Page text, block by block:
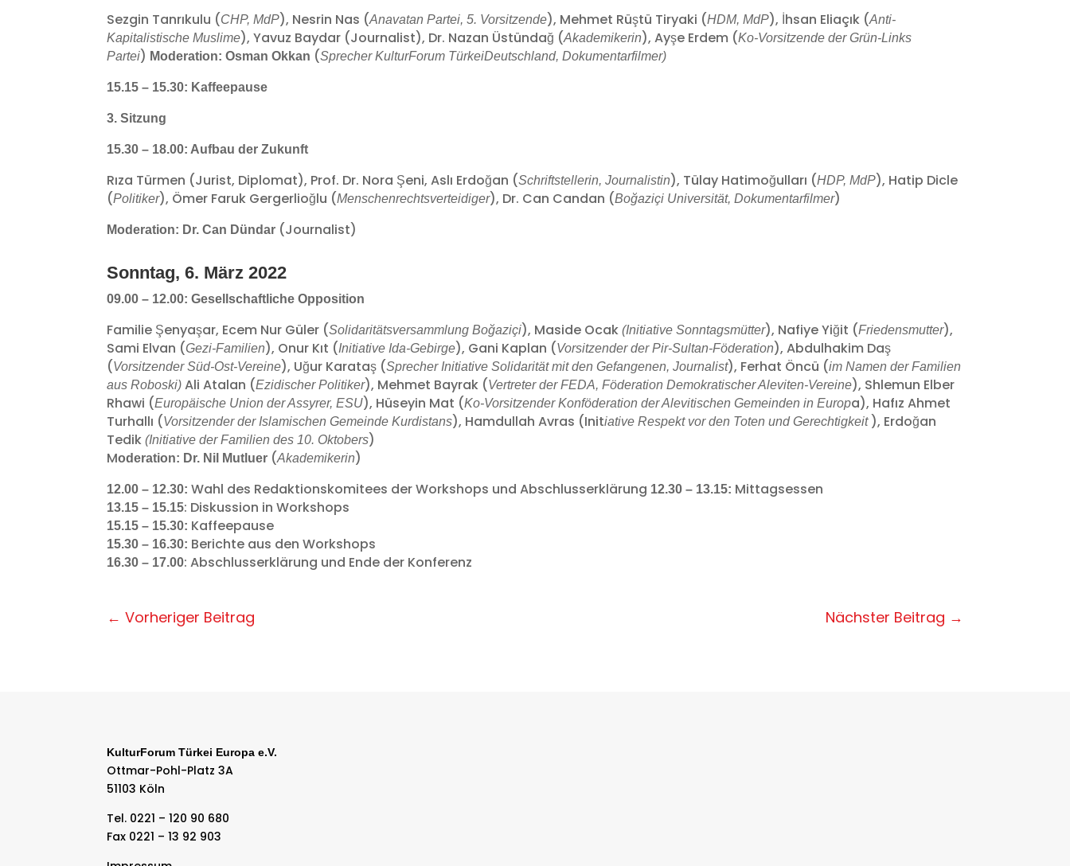
Sezgin Tanrıkulu (CHP, MdP), Nesrin Nas (Anavatan Partei, 5. Vorsitzende), Mehmet Rüştü Tiryaki (HDM, MdP), İhsan Eliaçık (Anti-
Kapitalistische Muslime), Yavuz Baydar (Journalist), Dr. Nazan Üstündağ (Akademikerin), Ayşe Erdem (Ko-Vorsitzende der Grün-Links
Partei) Moderation: Osman Okkan (Sprecher KulturForum TürkeiDeutschland, Dokumentarfilmer)
15.15 – 15.30: Kaffeepause
3. Sitzung
15.30 – 18.00: Aufbau der Zukunft
Rıza Türmen (Jurist, Diplomat), Prof. Dr. Nora Şeni, Aslı Erdoğan (Schriftstellerin, Journalistin), Tülay Hatimoğulları (HDP, MdP), Hatip Dicle
(Politiker), Ömer Faruk Gergerlioğlu (Menschenrechtsverteidiger), Dr. Can Candan (Boğaziçi Universität, Dokumentarfilmer)
Moderation: Dr. Can Dündar (Journalist)
Sonntag, 6. März 2022
09.00 – 12.00: Gesellschaftliche Opposition
Familie Şenyaşar, Ecem Nur Güler (Solidaritätsversammlung Boğaziçi), Maside Ocak(Initiative Sonntagsmütter), Nafiye Yiğit (Friedensmutter),
Sami Elvan (Gezi-Familien), Onur Kıt (Initiative Ida-Gebirge), Gani Kaplan (Vorsitzender der Pir-Sultan-Föderation), Abdulhakim Daş
(Vorsitzender Süd-Ost-Vereine), Uğur Karataş (Sprecher Initiative Solidarität mit den Gefangenen, Journalist), Ferhat Öncü (im Namen der Familien
aus Roboski) Ali Atalan (Ezidischer Politiker), Mehmet Bayrak (Vertreter der FEDA, Föderation Demokratischer Aleviten-Vereine), Shlemun Elber
Rhawi (Europäische Union der Assyrer, ESU), Hüseyin Mat (Ko-Vorsitzender Konföderation der Alevitischen Gemeinden in Europa), Hafız Ahmet
Turhallı (Vorsitzender der Islamischen Gemeinde Kurdistans), Hamdullah Avras (Initiative Respekt vor den Toten und Gerechtigkeit ), Erdoğan
Tedik(Initiative der Familien des 10. Oktobers)
Moderation: Dr. Nil Mutluer (Akademikerin)
12.00 – 12.30:Wahl des Redaktionskomitees der Workshops und Abschlusserklärung 12.30 – 13.15: Mittagsessen
13.15 – 15.15: Diskussion in Workshops
15.15 – 15.30: Kaffeepause
15.30 – 16.30: Berichte aus den Workshops
16.30 – 17.00: Abschlusserklärung und Ende der Konferenz
←Vorheriger Beitrag Nächster Beitrag →
KulturForum Türkei Europa e.V.
Ottmar-Pohl-Platz 3A
51103 Köln
Tel. 0221 – 120 90 680
Fax 0221 – 13 92 903